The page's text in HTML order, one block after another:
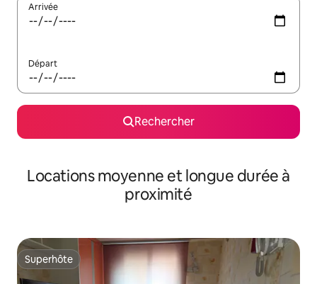
Arrivée
Départ
Rechercher
Locations moyenne et longue durée à
proximité
Superhôte
Superhôte